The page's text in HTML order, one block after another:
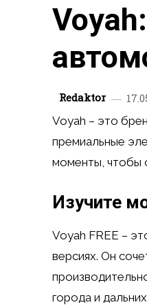
Redaktor
Voyah – это
премиальные
моменты, чтобы
Изучите
Voyah FREE –
версиях. Он
города и